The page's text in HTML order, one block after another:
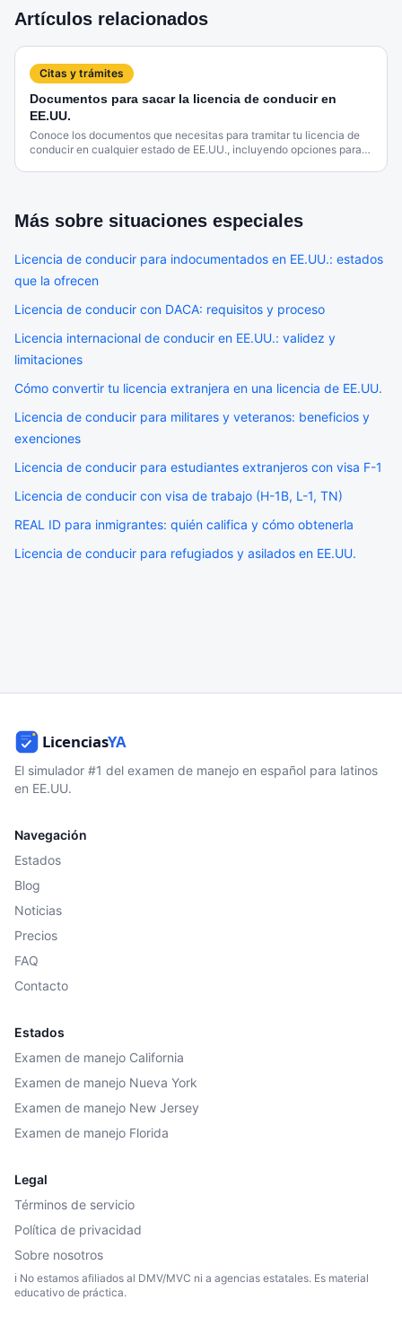
Artículos relacionados
Citas y trámites
Documentos para sacar la licencia de conducir en
EE.UU.
Conoce los documentos que necesitas para tramitar tu licencia de
conducir en cualquier estado de EE.UU., incluyendo opciones para
Más sobre situaciones especiales
Licencia de conducir para indocumentados en EE.UU.: estados
que la ofrecen
Licencia de conducir con DACA: requisitos y proceso
Licencia internacional de conducir en EE.UU.: validez y
limitaciones
Cómo convertir tu licencia extranjera en una licencia de EE.UU.
Licencia de conducir para militares y veteranos: beneficios y
exenciones
Licencia de conducir para estudiantes extranjeros con visa F-1
Licencia de conducir con visa de trabajo (H-1B, L-1, TN)
REAL ID para inmigrantes: quién califica y cómo obtenerla
Licencia de conducir para refugiados y asilados en EE.UU.
El simulador #1 del examen de manejo en español para latinos
en EE.UU.
Navegación
Estados
Blog
Noticias
Precios
FAQ
Contacto
Estados
Examen de manejo California
Examen de manejo Nueva York
Examen de manejo New Jersey
Examen de manejo Florida
Legal
Términos de servicio
Política de privacidad
Sobre nosotros
ℹ️ No estamos afiliados al DMV/MVC ni a agencias estatales. Es material
educativo de práctica.